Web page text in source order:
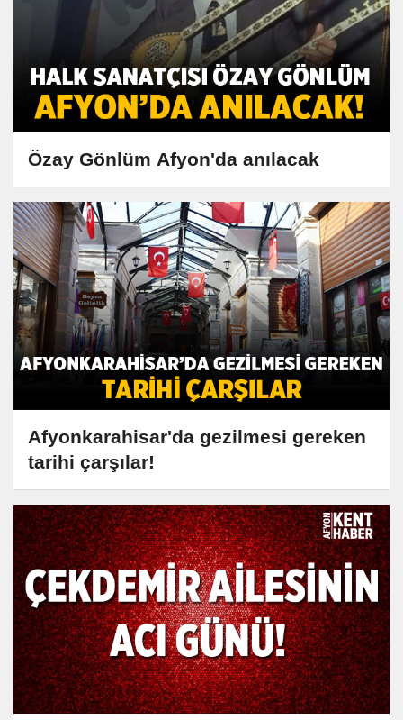
Özay Gönlüm Afyon'da anılacak
Afyonkarahisar'da gezilmesi gereken
tarihi çarşılar!